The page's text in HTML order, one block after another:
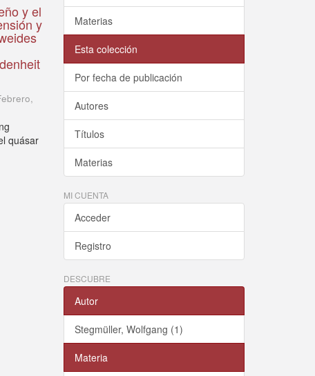
y el
y
,
quásar
Materias
Esta colección
Por fecha de publicación
Autores
Títulos
Materias
MI CUENTA
Acceder
Registro
DESCUBRE
Autor
Stegmüller, Wolfgang (1)
Materia